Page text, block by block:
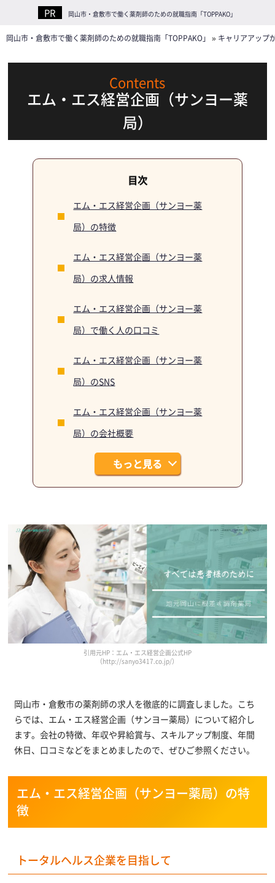
岡山市・倉敷市で働く薬剤師のための就職指南「TOPPAKO」
岡山市・倉敷市で働く薬剤師のための就職指南「TOPPAKO」 » キャリアアップ
エム・エス経営企画（サンヨー薬
局）
エム・エス経営企画（サンヨー薬
局）の特徴
エム・エス経営企画（サンヨー薬
局）の求人情報
エム・エス経営企画（サンヨー薬
局）で働く人の口コミ
エム・エス経営企画（サンヨー薬
局）のSNS
エム・エス経営企画（サンヨー薬
局）の会社概要
もっと見る
引用元HP：エム・エス経営企画公式HP
（http://sanyo3417.co.jp/）
岡山市・倉敷市の薬剤師の求人を徹底的に調査しました。こち
らでは、エム・エス経営企画（サンヨー薬局）について紹介し
ます。会社の特徴、年収や昇給賞与、スキルアップ制度、年間
休日、口コミなどをまとめましたので、ぜひご参照ください。
エム・エス経営企画（サンヨー薬局）の特
徴
トータルヘルス企業を目指して